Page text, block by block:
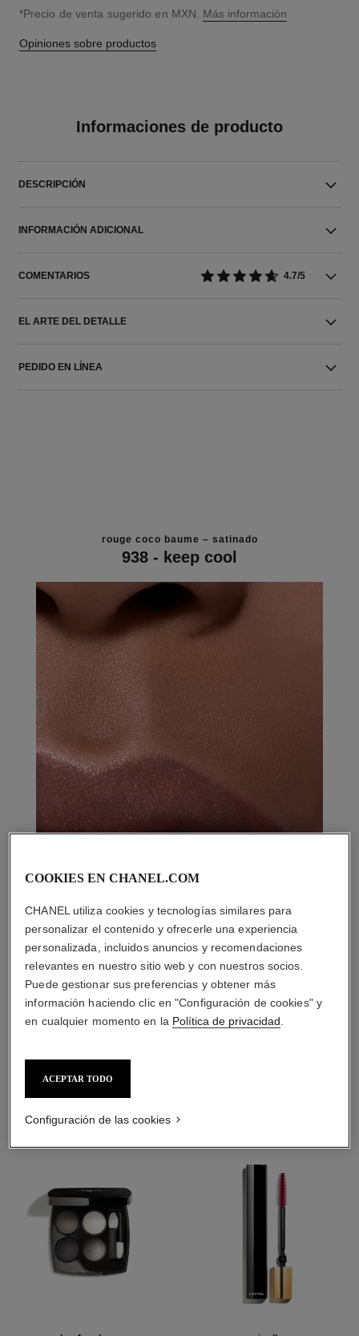
↩
*Precio de venta sugerido en MXN. Más información
Opiniones sobre productos
Informaciones de producto
DESCRIPCIÓN
INFORMACIÓN ADICIONAL
COMENTARIOS 4.7/5
EL ARTE DEL DETALLE
PEDIDO EN LÍNEA
rouge coco baume – satinado
938 - keep cool
COOKIES EN CHANEL.COM
CHANEL utiliza cookies y tecnologías similares para
personalizar el contenido y ofrecerle una experiencia
personalizada, incluidos anuncios y recomendaciones
relevantes en nuestro sitio web y con nuestros socios.
Puede gestionar sus preferencias y obtener más
información haciendo clic en "Configuración de cookies" y
en cualquier momento en la Política de privacidad
ACEPTAR TODO
Configuración de las cookies